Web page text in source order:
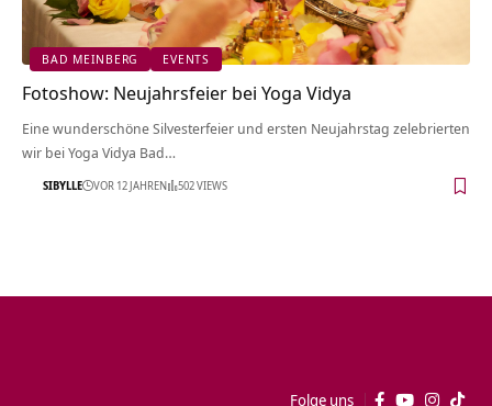
BAD MEINBERG EVENTS
Fotoshow: Neujahrsfeier bei Yoga Vidya
Eine wunderschöne Silvesterfeier und ersten Neujahrstag zelebrierten
wir bei Yoga Vidya Bad…
SIBYLLE VOR 12 JAHREN 502 VIEWS
Folge uns